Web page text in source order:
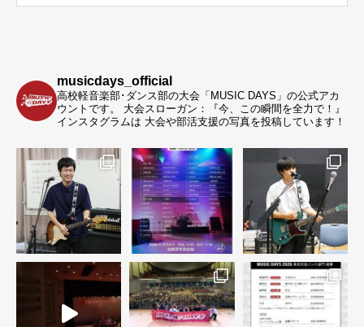
musicdays_official
高校軽音楽部･ダンス部の大会「MUSIC DAYS」の公式アカ
ウントです。
大会スローガン：『今、この瞬間を全力で！』
インスタグラムは 大会や部活支援の写真を投稿しています！